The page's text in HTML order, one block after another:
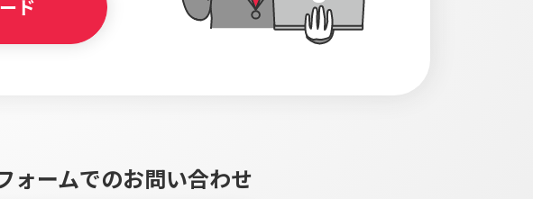
ド
ォームでのお問い合わせ